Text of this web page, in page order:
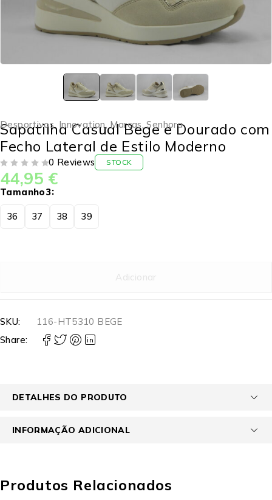
Desportivos, Innovation,Marcas,Senhora
Sapatilha Casual Bege e Dourado com
Fecho Lateral de Estilo Moderno
0 Reviews STOCK
44,95 €
Tamanho3
36 37 38 39
Adicionar
SKU:
116-HT5310 BEGE
Share:
DETALHES DO PRODUTO
INFORMAÇÃO ADICIONAL
Produtos Relacionados